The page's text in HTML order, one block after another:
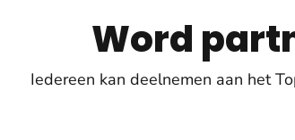
Word
Iedereen kan deelnemen aan het